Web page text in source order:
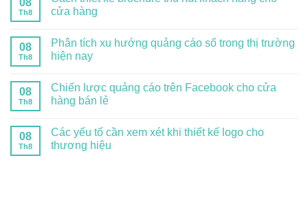
08
Th8
cửa hàng
08
Th8
Phân tích xu hướng quảng cáo số trong thị trường
hiện nay
08
Th8
Chiến lược quảng cáo trên Facebook cho cửa
hàng bán lẻ
08
Th8
Các yếu tố cần xem xét khi thiết kế logo cho
thương hiệu